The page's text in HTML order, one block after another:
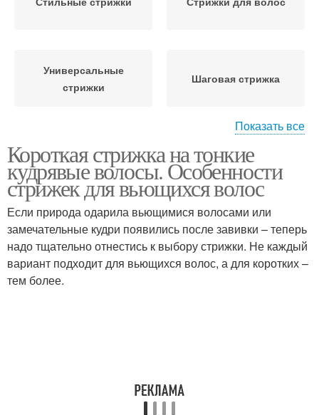
Универсальные
стрижки
Шаговая стрижка
Необычные стрижки Асимметричная стрижка
Тенденции в женских
стрижках
Стрижки на средние
волосы
Тенденции в стрижках
Показать все
Короткая стрижка на тонкие
кудрявые волосы. Особенности
стрижек для вьющихся волос
Если природа одарила вьющимися волосами или
замечательные кудри появились после завивки – теперь
надо тщательно отнестись к выбору стрижки. Не каждый
вариант подходит для вьющихся волос, а для коротких –
тем более.